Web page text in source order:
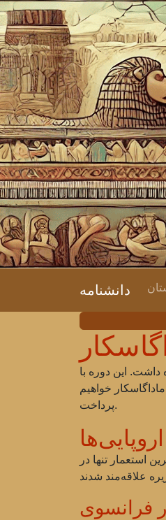
دانشنامه
سیاسی جزیره داشت. این دوره با
خواهیم
پرداخت.
استعمار تنها در
فرانسوی